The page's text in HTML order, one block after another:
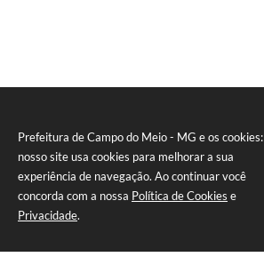
Prefeitura de Campo do Meio - MG e os cookies:
nosso site usa cookies para melhorar a sua
experiência de navegação. Ao continuar você
concorda com a nossa Política de Cookies e
Privacidade.